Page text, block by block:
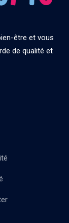
être et vous
de qualité et